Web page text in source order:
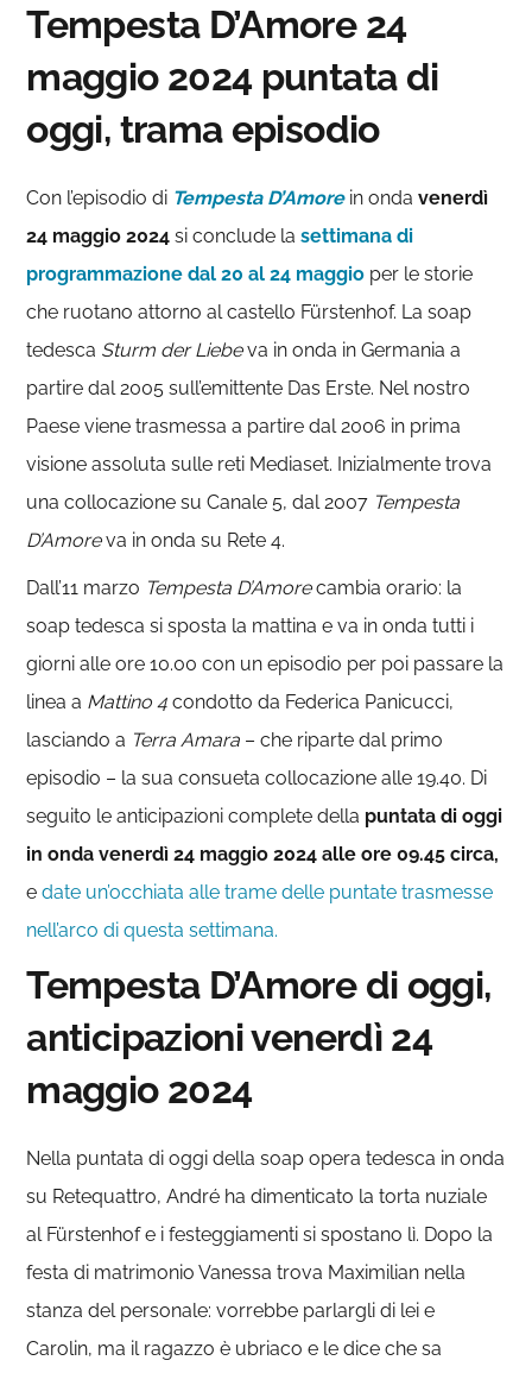
Tempesta D’Amore 24
maggio 2024 puntata di
oggi, trama episodio
Con l’episodio di Tempesta D’Amore in onda venerdì
24 maggio 2024 si conclude lasettimana di
programmazione dal 20 al 24 maggio per le storie
che ruotano attorno al castello Fürstenhof. La soap
tedesca Sturm der Liebeva in onda in Germania a
partire dal 2005 sull’emittente Das Erste. Nel nostro
Paese viene trasmessa a partire dal 2006 in prima
visione assoluta sulle reti Mediaset. Inizialmente trova
una collocazione su Canale 5, dal 2007 Tempesta
D’Amoreva in onda su Rete 4.
Dall’11 marzo Tempesta D’Amorecambia orario: la
soap tedesca si sposta la mattina e va in onda tutti i
giorni alle ore 10.00 con un episodio per poi passare la
linea a Mattino 4 condotto da Federica Panicucci,
lasciando a Terra Amara – che riparte dal primo
episodio – la sua consueta collocazione alle 19.40. Di
seguito le anticipazioni complete della puntata di oggi
in onda venerdì 24 maggio 2024 alle ore 09.45 circa,
edate un’occhiata alle trame delle puntate trasmesse
nell’arco di questa settimana.
Tempesta D’Amore di oggi,
anticipazioni venerdì 24
maggio 2024
Nella puntata di oggi della soap opera tedesca in onda
su Retequattro, André ha dimenticato la torta nuziale
al Fürstenhof e i festeggiamenti si spostano lì. Dopo la
festa di matrimonio Vanessa trova Maximilian nella
stanza del personale: vorrebbe parlargli di lei e
Carolin, ma il ragazzo è ubriaco e le dice che sa